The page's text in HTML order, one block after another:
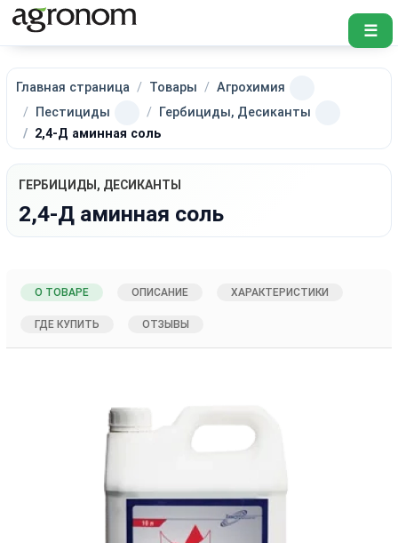
☰
Главная страница Товары
Агрохимия
Пестициды
Гербициды, Десиканты
2,4-Д аминная соль
ГЕРБИЦИДЫ, ДЕСИКАНТЫ
2,4-Д аминная соль
О ТОВАРЕ ОПИСАНИЕ ХАРАКТЕРИСТИКИ
ГДЕ КУПИТЬ ОТЗЫВЫ